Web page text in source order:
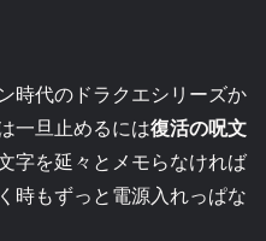
時代のドラクエシリーズか
一旦止めるには復活の呪文
字を延々とメモらなければ
時もずっと電源入れっぱな